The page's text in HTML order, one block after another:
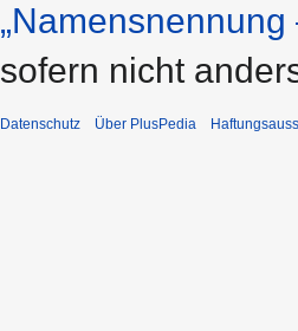
sofern nicht
Datenschutz Über PlusPedia